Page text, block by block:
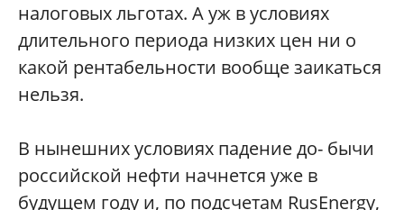
налоговых льготах. А уж в условиях
длительного периода низких цен ни о
какой рентабельности вообще заикаться
нельзя.
В нынешних условиях падение до- бычи
российской нефти начнется уже в
будущем году и, по подсчетам RusEnergy,